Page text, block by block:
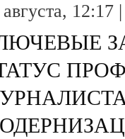
12:17